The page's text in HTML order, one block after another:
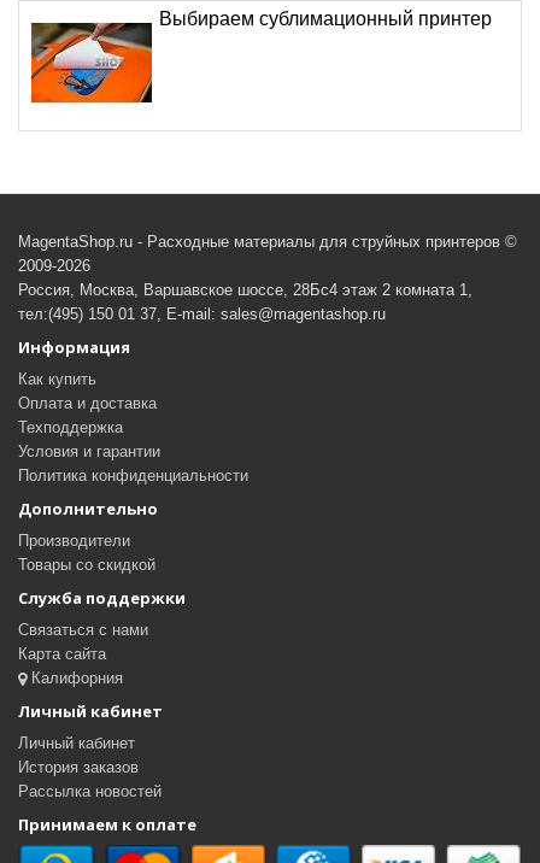
Выбираем сублимационный принтер
MagentaShop.ru - Расходные материалы для струйных принтеров ©
2009-2026
Россия, Москва, Варшавское шоссе, 28Бс4 этаж 2 комната 1,
тел:(495) 150 01 37, E-mail: sales@magentashop.ru
Информация
Как купить
Оплата и доставка
Техподдержка
Условия и гарантии
Политика конфиденциальности
Дополнительно
Производители
Товары со скидкой
Служба поддержки
Связаться с нами
Карта сайта
Калифорния
Личный кабинет
Личный кабинет
История заказов
Рассылка новостей
Принимаем к оплате